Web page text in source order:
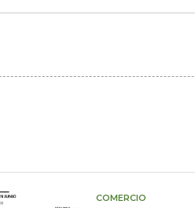
COMERCIO